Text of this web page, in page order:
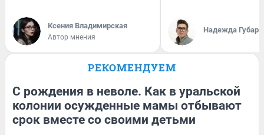
Ксения Владимирская
Автор мнения
Надежда Губарь
РЕКОМЕНДУЕМ
С рождения в неволе. Как в уральской
колонии осужденные мамы отбывают
срок вместе со своими детьми